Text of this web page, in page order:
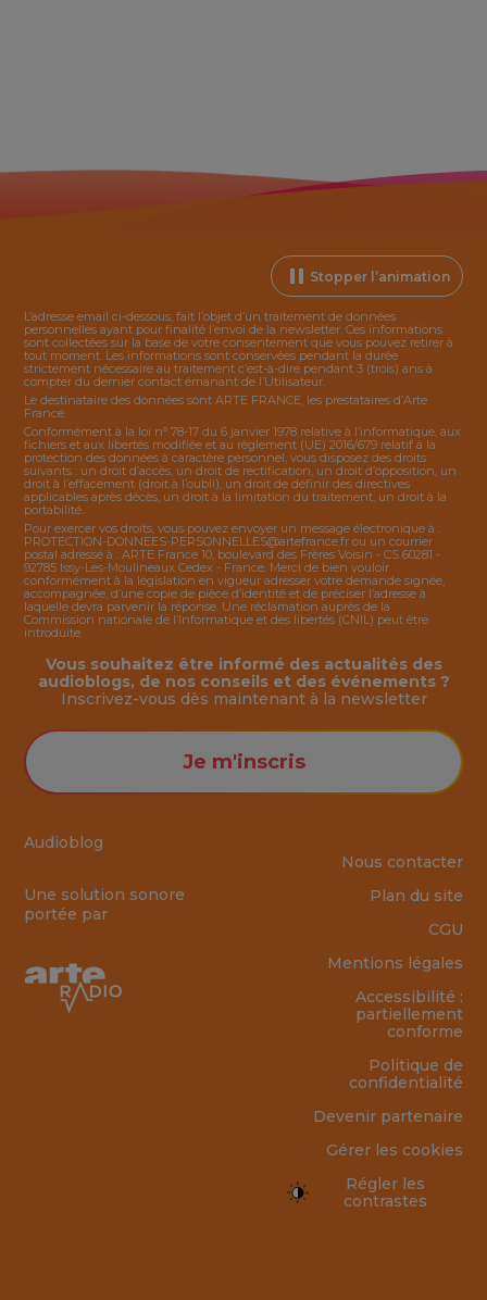
Stopper l’animation
L’adresse email ci-dessous, fait l’objet d’un traitement de données
personnelles ayant pour finalité l’envoi de la newsletter. Ces informations
sont collectées sur la base de votre consentement que vous pouvez retirer à
tout moment. Les informations sont conservées pendant la durée
strictement nécessaire au traitement c’est-à-dire pendant 3 (trois) ans à
compter du dernier contact émanant de l’Utilisateur.
Le destinataire des données sont ARTE FRANCE, les prestataires d’Arte
France.
Conformément à la loi n° 78-17 du 6 janvier 1978 relative à l’informatique, aux
fichiers et aux libertés modifiée et au règlement (UE) 2016/679 relatif à la
protection des données à caractère personnel, vous disposez des droits
suivants : un droit d’accès, un droit de rectification, un droit d’opposition, un
droit à l’effacement (droit à l’oubli), un droit de définir des directives
applicables après décès, un droit à la limitation du traitement, un droit à la
portabilité.
Pour exercer vos droits, vous pouvez envoyer un message électronique à :
PROTECTION-DONNEES-PERSONNELLES@artefrance.fr ou un courrier
postal adressé à : ARTE France 10, boulevard des Frères Voisin - CS 60281 -
92785 Issy-Les-Moulineaux Cedex - France. Merci de bien vouloir
conformément à la législation en vigueur adresser votre demande signée,
accompagnée, d’une copie de pièce d’identité et de préciser l’adresse à
laquelle devra parvenir la réponse. Une réclamation auprès de la
Commission nationale de l’Informatique et des libertés (CNIL) peut être
introduite.
Audioblog
Une solution sonore
portée par
Vous souhaitez être informé des actualités des
audioblogs, de nos conseils et des événements ?
Inscrivez-vous dès maintenant à la newsletter
Je m'inscris
Nous contacter
Plan du site
CGU
Mentions légales
Accessibilité :
partiellement
conforme
Politique de
confidentialité
Devenir partenaire
Gérer les cookies
Régler les
contrastes